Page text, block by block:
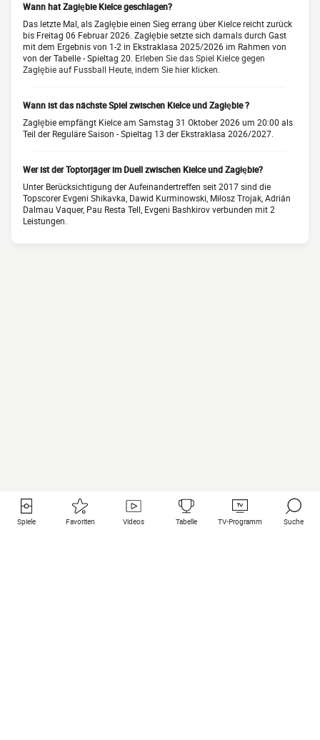
Wann hat Zagłębie Kielce geschlagen?
Das letzte Mal, als Zagłębie einen Sieg errang über Kielce reicht zurück
bis Freitag 06 Februar 2026. Zagłębie setzte sich damals durch Gast
mit dem Ergebnis von 1-2 in Ekstraklasa 2025/2026 im Rahmen von
von der Tabelle - Spieltag 20. Erleben Sie das Spiel Kielce gegen
Zagłębie auf Fussball Heute, indem Sie hier klicken.
Wann ist das nächste Spiel zwischen Kielce und Zagłębie ?
Zagłębie empfängt Kielce am Samstag 31 Oktober 2026 um 20:00 als
Teil der Reguläre Saison - Spieltag 13 der Ekstraklasa 2026/2027.
Wer ist der Toptorjäger im Duell zwischen Kielce und Zagłębie?
Unter Berücksichtigung der Aufeinandertreffen seit 2017 sind die
Topscorer Evgeni Shikavka, Dawid Kurminowski, Miłosz Trojak, Adrián
Dalmau Vaquer, Pau Resta Tell, Evgeni Bashkirov verbunden mit 2
Leistungen.
Spiele Favoriten Videos Tabelle TV-Programm Suche